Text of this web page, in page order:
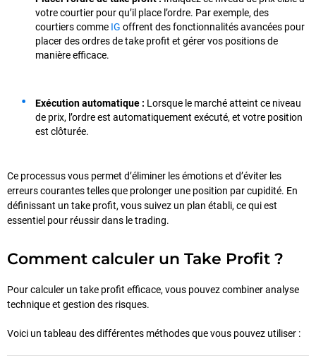
votre courtier pour qu’il place l’ordre. Par exemple, des
courtiers comme IG offrent des fonctionnalités avancées pour
placer des ordres de take profit et gérer vos positions de
manière efficace.
Exécution automatique : Lorsque le marché atteint ce niveau
de prix, l’ordre est automatiquement exécuté, et votre position
est clôturée.
Ce processus vous permet d’éliminer les émotions et d’éviter les
erreurs courantes telles que prolonger une position par cupidité. En
définissant un take profit, vous suivez un plan établi, ce qui est
essentiel pour réussir dans le trading.
Comment calculer un Take Profit ?
Pour calculer un take profit efficace, vous pouvez combiner analyse
technique et gestion des risques.
Voici un tableau des différentes méthodes que vous pouvez utiliser :